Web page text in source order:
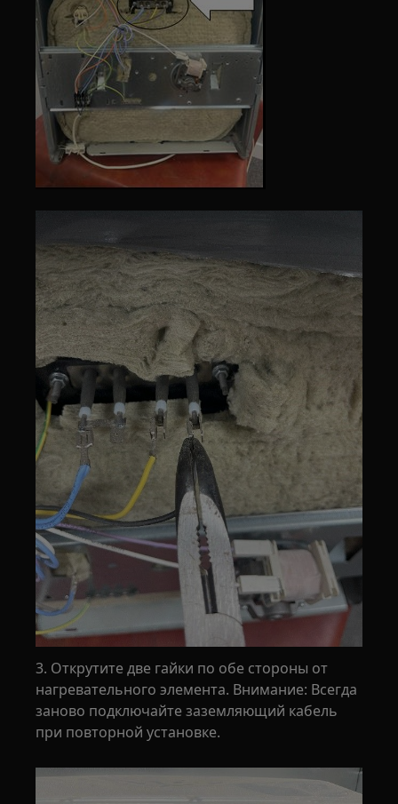
3. Открутите две гайки по обе стороны от
нагревательного элемента. Внимание: Всегда
заново подключайте заземляющий кабель
при повторной установке.